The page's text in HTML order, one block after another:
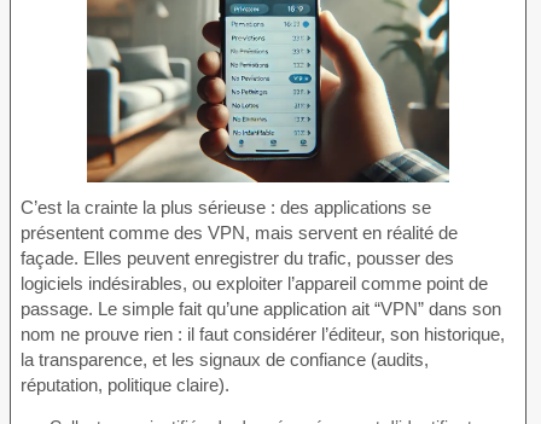
C’est la crainte la plus sérieuse : des applications se
présentent comme des VPN, mais servent en réalité de
façade. Elles peuvent enregistrer du trafic, pousser des
logiciels indésirables, ou exploiter l’appareil comme point de
passage. Le simple fait qu’une application ait “VPN” dans son
nom ne prouve rien : il faut considérer l’éditeur, son historique,
la transparence, et les signaux de confiance (audits,
réputation, politique claire).